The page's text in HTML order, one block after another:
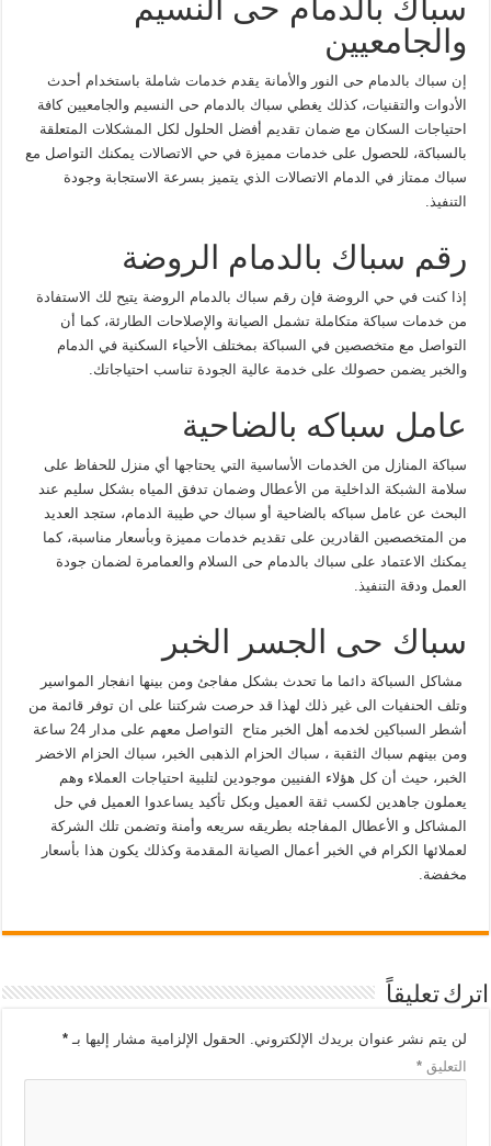
سباك بالدمام حى النسيم
والجامعيين
إن سباك بالدمام حى النور والأمانة يقدم خدمات شاملة باستخدام أحدث
الأدوات والتقنيات، كذلك يغطي سباك بالدمام حى النسيم والجامعيين كافة
احتياجات السكان مع ضمان تقديم أفضل الحلول لكل المشكلات المتعلقة
بالسباكة، للحصول على خدمات مميزة في حي الاتصالات يمكنك التواصل مع
سباك ممتاز في الدمام الاتصالات الذي يتميز بسرعة الاستجابة وجودة
التنفيذ.
رقم سباك بالدمام الروضة
إذا كنت في حي الروضة فإن رقم سباك بالدمام الروضة يتيح لك الاستفادة
من خدمات سباكة متكاملة تشمل الصيانة والإصلاحات الطارئة، كما أن
التواصل مع متخصصين في السباكة بمختلف الأحياء السكنية في الدمام
والخبر يضمن حصولك على خدمة عالية الجودة تناسب احتياجاتك.
عامل سباكه بالضاحية
سباكة المنازل من الخدمات الأساسية التي يحتاجها أي منزل للحفاظ على
سلامة الشبكة الداخلية من الأعطال وضمان تدفق المياه بشكل سليم عند
البحث عن عامل سباكه بالضاحية أو سباك حي طيبة الدمام، ستجد العديد
من المتخصصين القادرين على تقديم خدمات مميزة وبأسعار مناسبة، كما
يمكنك الاعتماد على سباك بالدمام حى السلام والعمامرة لضمان جودة
العمل ودقة التنفيذ.
سباك حى الجسر الخبر
مشاكل السباكة دائما ما تحدث بشكل مفاجئ ومن بينها انفجار المواسير
وتلف الحنفيات الى غير ذلك لهذا قد حرصت شركتنا على ان توفر قائمة من
أشطر السباكين لخدمه أهل الخبر متاح التواصل معهم على مدار 24 ساعة
ومن بينهم سباك الثقبة ، سباك الحزام الذهبى الخبر، سباك الحزام الاخضر
الخبر، حيث أن كل هؤلاء الفنيين موجودين لتلبية احتياجات العملاء وهم
يعملون جاهدين لكسب ثقة العميل وبكل تأكيد يساعدوا العميل في حل
المشاكل و الأعطال المفاجئه بطريقه سريعه وأمنة وتضمن تلك الشركة
لعملائها الكرام في الخبر أعمال الصيانة المقدمة وكذلك يكون هذا بأسعار
مخفضة.
اترك تعليقاً
لن يتم نشر عنوان بريدك الإلكتروني. الحقول الإلزامية مشار إليها بـ*
التعليق*